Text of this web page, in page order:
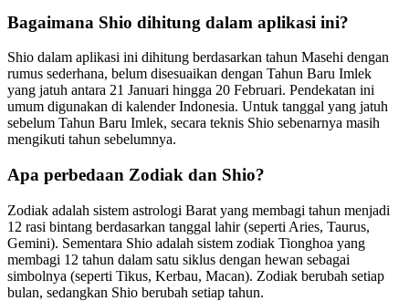
Bagaimana Shio dihitung dalam aplikasi ini?
Shio dalam aplikasi ini dihitung berdasarkan tahun Masehi dengan
rumus sederhana, belum disesuaikan dengan Tahun Baru Imlek
yang jatuh antara 21 Januari hingga 20 Februari. Pendekatan ini
umum digunakan di kalender Indonesia. Untuk tanggal yang jatuh
sebelum Tahun Baru Imlek, secara teknis Shio sebenarnya masih
mengikuti tahun sebelumnya.
Apa perbedaan Zodiak dan Shio?
Zodiak adalah sistem astrologi Barat yang membagi tahun menjadi
12 rasi bintang berdasarkan tanggal lahir (seperti Aries, Taurus,
Gemini). Sementara Shio adalah sistem zodiak Tionghoa yang
membagi 12 tahun dalam satu siklus dengan hewan sebagai
simbolnya (seperti Tikus, Kerbau, Macan). Zodiak berubah setiap
bulan, sedangkan Shio berubah setiap tahun.